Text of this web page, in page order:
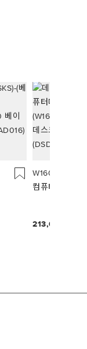
W1600*D700
컴퓨터데스크
213,000